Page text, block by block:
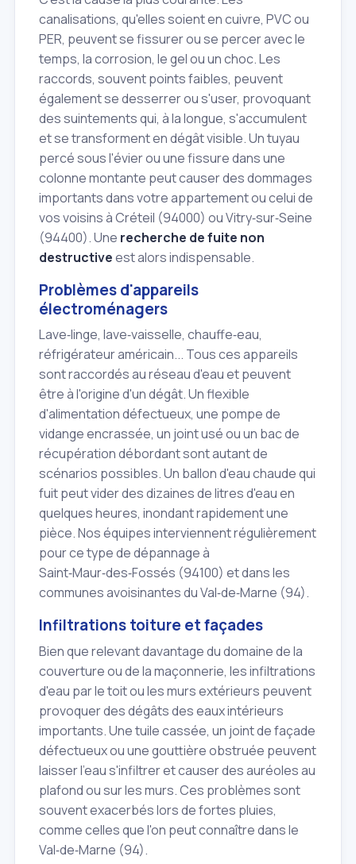
canalisations, qu'elles soient en cuivre, PVC ou
PER, peuvent se fissurer ou se percer avec le
temps, la corrosion, le gel ou un choc. Les
raccords, souvent points faibles, peuvent
également se desserrer ou s'user, provoquant
des suintements qui, à la longue, s'accumulent
et se transforment en dégât visible. Un tuyau
percé sous l'évier ou une fissure dans une
colonne montante peut causer des dommages
importants dans votre appartement ou celui de
vos voisins à Créteil (94000) ou Vitry‑sur‑Seine
(94400). Une recherche de fuite non
destructiveest alors indispensable.
Problèmes d'appareils
électroménagers
Lave‑linge, lave‑vaisselle, chauffe‑eau,
réfrigérateur américain... Tous ces appareils
sont raccordés au réseau d'eau et peuvent
être à l'origine d'un dégât. Un flexible
d'alimentation défectueux, une pompe de
vidange encrassée, un joint usé ou un bac de
récupération débordant sont autant de
scénarios possibles. Un ballon d'eau chaude qui
fuit peut vider des dizaines de litres d'eau en
quelques heures, inondant rapidement une
pièce. Nos équipes interviennent régulièrement
pour ce type de dépannage à
Saint‑Maur‑des‑Fossés (94100) et dans les
communes avoisinantes du Val‑de‑Marne (94).
Infiltrations toiture et façades
Bien que relevant davantage du domaine de la
couverture ou de la maçonnerie, les infiltrations
d'eau par le toit ou les murs extérieurs peuvent
provoquer des dégâts des eaux intérieurs
importants. Une tuile cassée, un joint de façade
défectueux ou une gouttière obstruée peuvent
laisser l'eau s'infiltrer et causer des auréoles au
plafond ou sur les murs. Ces problèmes sont
souvent exacerbés lors de fortes pluies,
comme celles que l'on peut connaître dans le
Val‑de‑Marne (94).